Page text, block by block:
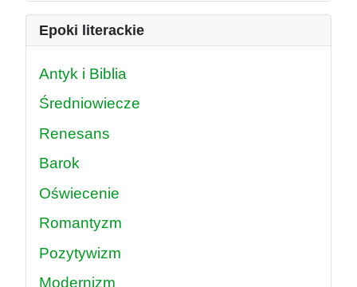
Epoki literackie
Antyk i Biblia
Średniowiecze
Renesans
Barok
Oświecenie
Romantyzm
Pozytywizm
Modernizm